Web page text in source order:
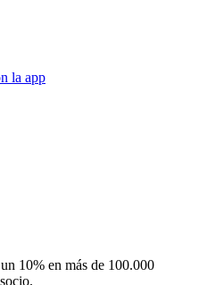
la app
10% en más de 100.000